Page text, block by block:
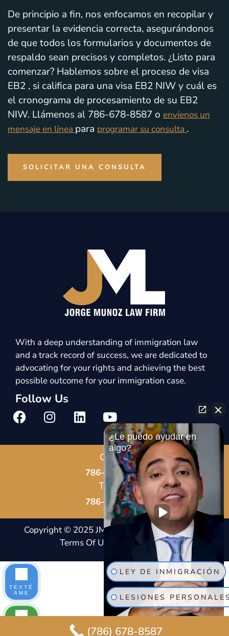
De principio a fin, nos enfocamos en recopilar y
presentar la evidencia correcta, asegurándonos
de que todos los formularios y documentos de
respaldo sean precisos y completos. ¿Listo para
comenzar? Hablemos sobre el proceso de visa
EB2 , si califica para una visa EB2 NIW y cuál es
el cronograma de procesamiento de su EB2
NIW. Llámenos al 786-678-8587 o envíenos un
mensaje en línea para programar su consulta .
SOLICITAR UNA CONSULTA
With a deep understanding of immigration law
and a track record of success, we are dedicated to
advocating for your rights and achieving the best
possible outcome for your immigration case.
Follow Us
Call Us
786-678-8587
Text Us
786-802-7819
Copyright © 2025 JM Immigration Law |Notice And
Terms Of Usage
Privacy Policy |Site Map
(786) 678-8587
¿Le puedo ayudar en
algo?
LEY DE INMIGRACIÓN
LESIONES
TEXTÉ
AME